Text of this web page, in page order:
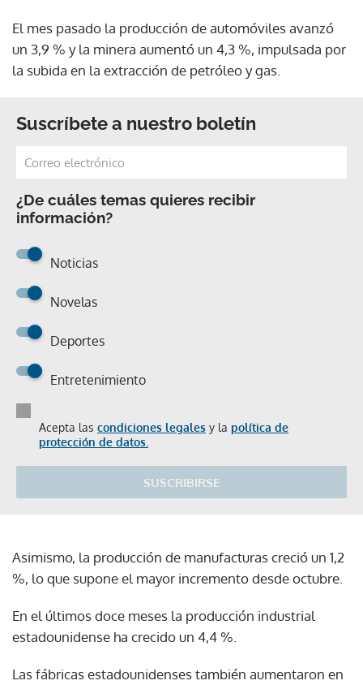
El mes pasado la producción de automóviles avanzó
un 3,9 % y la minera aumentó un 4,3 %, impulsada por
la subida en la extracción de petróleo y gas.
Suscríbete a nuestro boletín
¿De cuáles temas quieres recibir
información?
Noticias
Novelas
Deportes
Entretenimiento
Acepta las condiciones legales y la política de
protección de datos.
SUSCRIBIRSE
Asimismo, la producción de manufacturas creció un 1,2
%, lo que supone el mayor incremento desde octubre.
En el últimos doce meses la producción industrial
estadounidense ha crecido un 4,4 %.
Las fábricas estadounidenses también aumentaron en